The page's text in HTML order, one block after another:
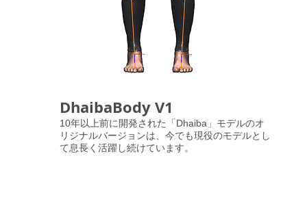
DhaibaBody V1
10年以上前に開発された「Dhaiba」モデルのオ
リジナルバージョンは、今でも現役のモデルとし
て息長く活躍し続けています。